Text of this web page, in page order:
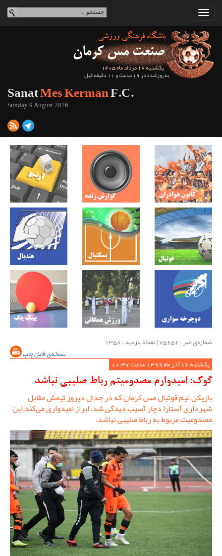
یکشنبه 17 مرداد ماه 1405
به‌روزشده در 19 ساعت و 11 دقیقه قبل
SanatMes KermanF.C.
Sunday 9 August 2026
شماره‌ی خبر : ‌75656 | تعداد بازدید : 1358
نسخه‌ی قابل چاپ
یکشنبه 16 آذر ماه 1399 ساعت 10:37
گوک: امیدوارم مصدومیتم رباط صلیبی نباشد
بازیکن تیم فوتبال مس کرمان که در جدال دیروز تیمش مقابل
شهرداری آستارا دچار آسیب دیدگی شد، ابراز امیدواری می‌کند این
مصدومیت مربوط به رباط صلیبی نباشد.